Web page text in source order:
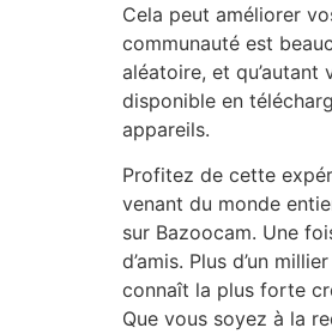
Cela peut améliorer
communauté est
aléatoire, et qu’autant
disponible en
appareils.
Profitez de cette
venant du monde
sur Bazoocam. Une
d’amis. Plus d’un
connaît la plus forte
Que vous soyez à la